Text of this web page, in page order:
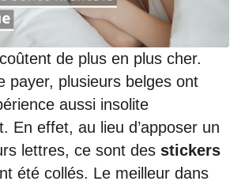
à
:
8
coûtent de plus en plus cher.
payer, plusieurs belges ont
aussi insolite
En effet, au lieu d’apposer un
lettres, ce sont des stickers
été collés. Le meilleur dans